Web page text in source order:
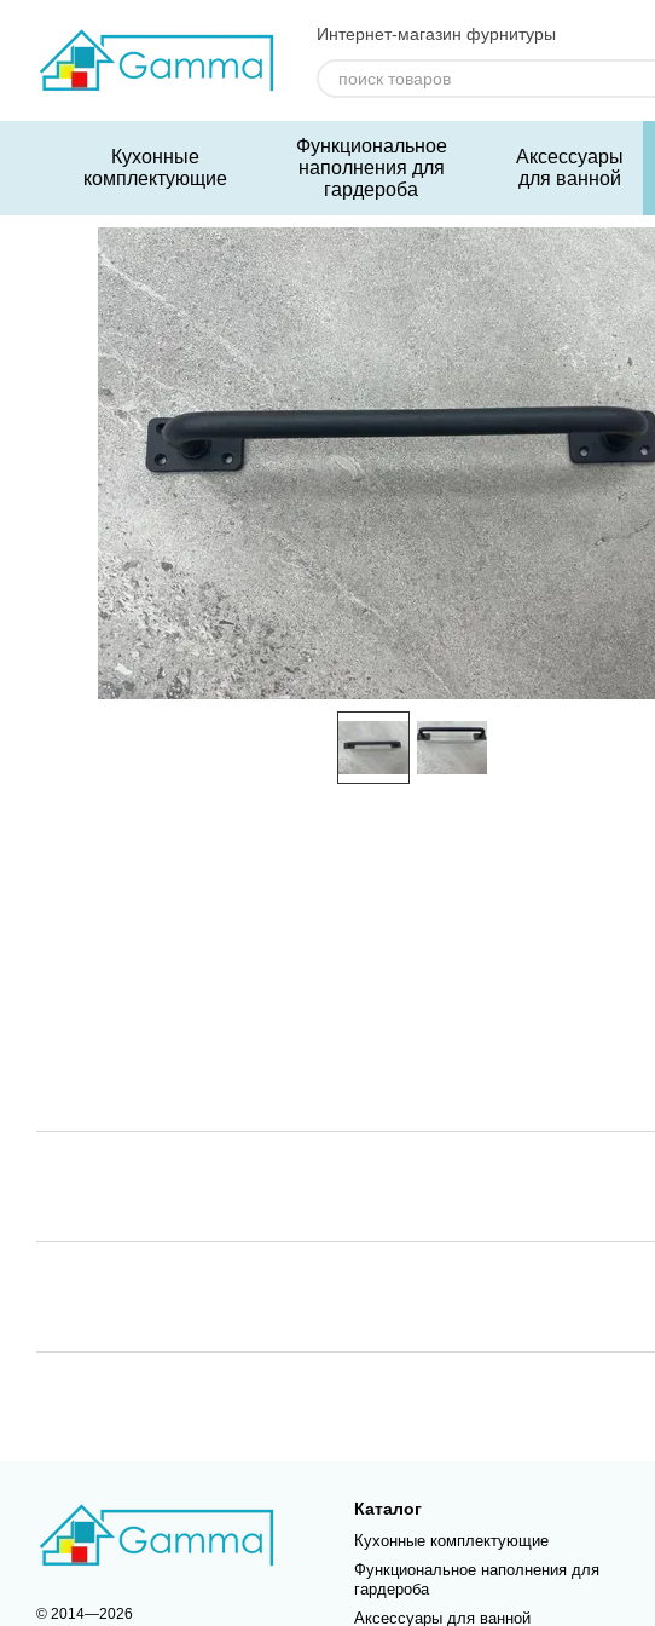
Интернет-магазин фурнитуры
Кухонные
комплектующие
Функциональное
наполнения для
гардероба
Аксессуары
для ванной
© 2014—2026
Каталог
Кухонные комплектующие
Функциональное наполнения для
гардероба
Аксессуары для ванной